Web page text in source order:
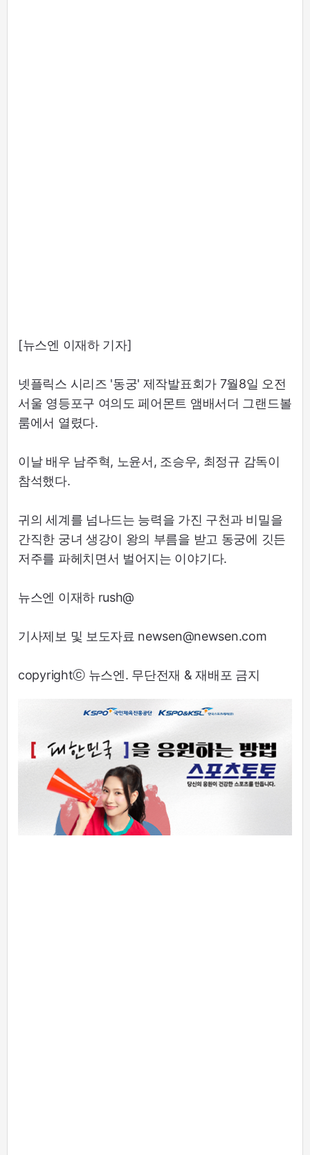
[뉴스엔 이재하 기자]
넷플릭스 시리즈 '동궁' 제작발표회가 7월8일 오전
서울 영등포구 여의도 페어몬트 앰배서더 그랜드볼
룸에서 열렸다.
이날 배우 남주혁, 노윤서, 조승우, 최정규 감독이
참석했다.
귀의 세계를 넘나드는 능력을 가진 구천과 비밀을
간직한 궁녀 생강이 왕의 부름을 받고 동궁에 깃든
저주를 파헤치면서 벌어지는 이야기다.
뉴스엔 이재하 rush@
기사제보 및 보도자료 newsen@newsen.com
copyrightⓒ 뉴스엔. 무단전재 & 재배포 금지